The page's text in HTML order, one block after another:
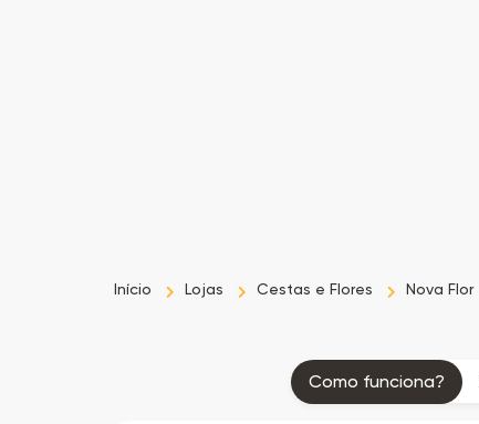
Início Lojas Cestas e Flores Nova Flor
Como funciona?